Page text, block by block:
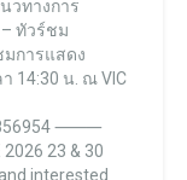
วทางการ
– ทัวร์ชม
มการแสดง
า 14:30 น. ณ VIC
⸻
2026 23 & 30
interested